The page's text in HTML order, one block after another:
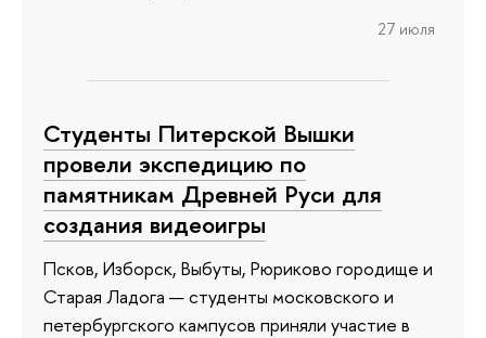
27 июля
Студенты Питерской Вышки
провели экспедицию по
памятникам Древней Руси для
создания видеоигры
Псков, Изборск, Выбуты, Рюриково городище и
Старая Ладога — студенты московского и
петербургского кампусов приняли участие в